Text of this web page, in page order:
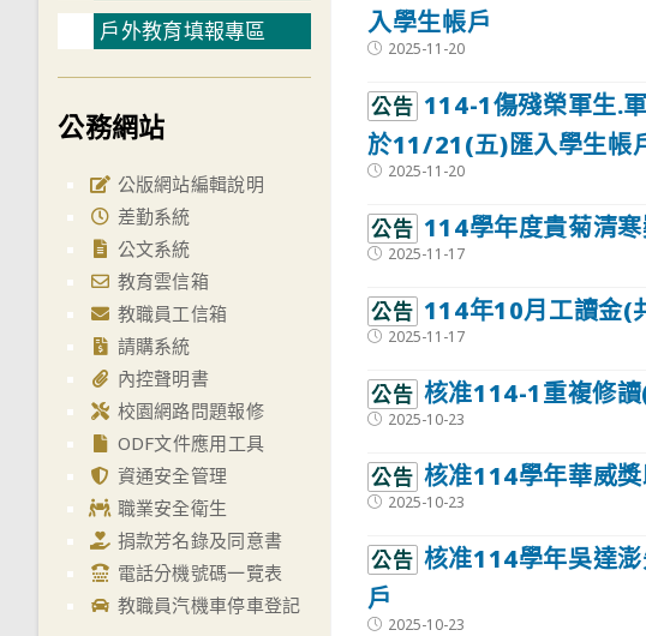
入學生帳戶
Post2025-11-20
公告 114-1傷殘榮軍生.
於11/21(五)匯入學生帳
Post2025-11-20
公告 114學年度貴菊清
Post2025-11-17
公告 114年10月工讀金(
Post2025-11-17
公告 核准114-1重複修
Post2025-10-23
公告 核准114學年華威
Post2025-10-23
公告 核准114學年吳達
戶
Post2025-10-23
戶外教育填報專區
公務網站
公版網站編輯說明
差勤系統
公文系統
教育雲信箱
教職員工信箱
請購系統
內控聲明書
校園網路問題報修
ODF文件應用工具
資通安全管理
職業安全衛生
捐款芳名錄及同意書
電話分機號碼一覽表
教職員汽機車停車登記